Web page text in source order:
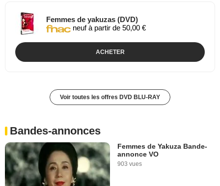
Femmes de yakuzas (DVD)
neuf à partir de 50,00 €
ACHETER
Voir toutes les offres DVD BLU-RAY
Bandes-annonces
Femmes de Yakuza Bande-
annonce VO
903 vues